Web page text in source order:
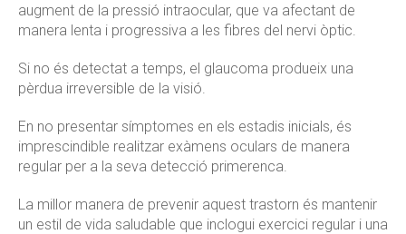
augment de la pressió intraocular, que va afectant de
manera lenta i progressiva a les fibres del nervi òptic.
Si no és detectat a temps, el glaucoma produeix una
pèrdua irreversible de la visió.
En no presentar símptomes en els estadis inicials, és
imprescindible realitzar exàmens oculars de manera
regular per a la seva detecció primerenca.
La millor manera de prevenir aquest trastorn és mantenir
un estil de vida saludable que inclogui exercici regular i una